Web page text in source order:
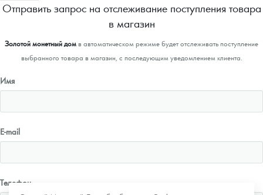
Отправить запрос на отслеживание поступления товара
в магазин
Золотой монетный домв автоматическом режиме будет отслеживать поступление
выбранного товара в магазин, с последующим уведомлением клиента.
Имя
E-mail
Телефон